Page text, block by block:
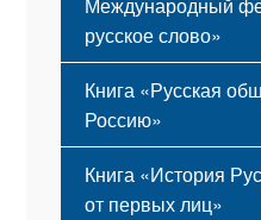
Международный
русское слово»
Книга «Русская
Россию»
Книга «История
от первых лиц»